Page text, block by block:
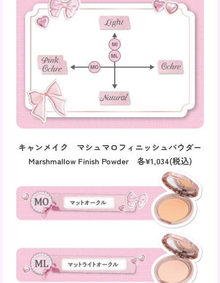
キャンメイク マシュマロフィニッシュパウダー
Marshmallow Finish Powder各¥1,034(税込)